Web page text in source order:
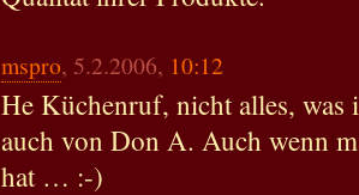
mspro, 5.2.2006, 10:12
He Küchenruf, nicht alles, was
auch von Don A. Auch wenn
hat … :-)